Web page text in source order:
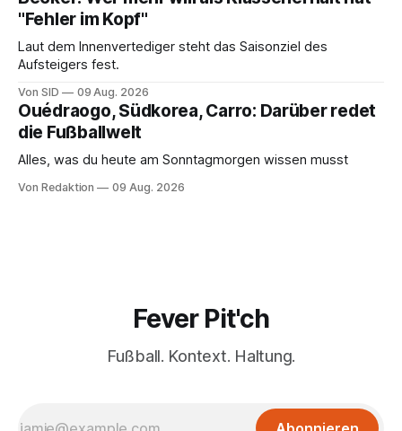
"Fehler im Kopf"
Laut dem Innenvertediger steht das Saisonziel des
Aufsteigers fest.
Von SID 09 Aug. 2026
Ouédraogo, Südkorea, Carro: Darüber redet
die Fußballwelt
Alles, was du heute am Sonntagmorgen wissen musst
Von Redaktion 09 Aug. 2026
Fever Pit'ch
Fußball. Kontext. Haltung.